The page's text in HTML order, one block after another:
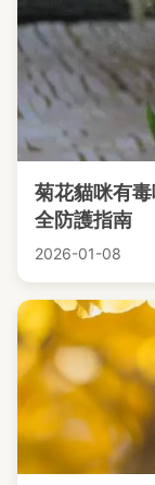
菊花貓咪有
全防護指南
2026-01-08